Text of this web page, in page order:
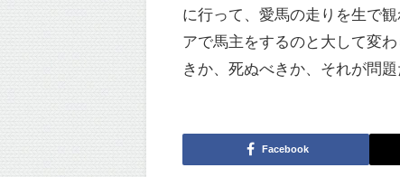
に行って、愛馬の走りを生で
アで馬主をするのと大して変
きか、死ぬべきか、それが問
Facebook